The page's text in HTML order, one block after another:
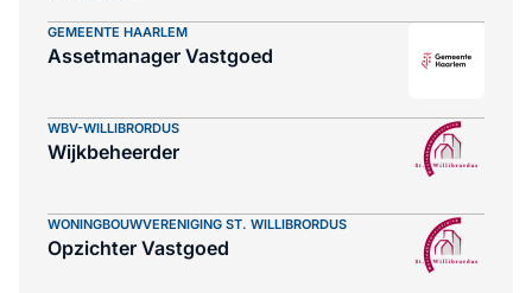
GEMEENTE HAARLEM
Assetmanager Vastgoed
WBV-WILLIBRORDUS
Wijkbeheerder
WONINGBOUWVERENIGING ST. WILLIBRORDUS
Opzichter Vastgoed